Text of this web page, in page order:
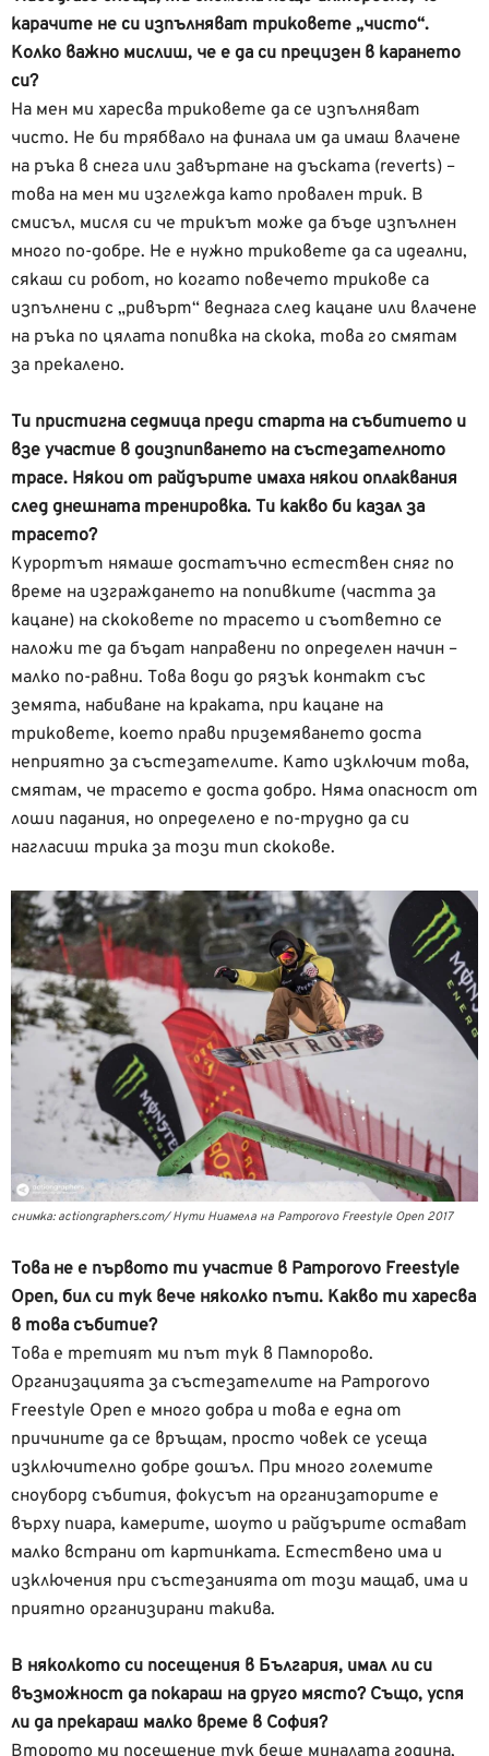
карачите не си изпълняват триковете „чисто“.
Колко важно мислиш, че е да си прецизен в карането
си?
На мен ми харесва триковете да се изпълняват
чисто. Не би трябвало на финала им да имаш влачене
на ръка в снега или завъртане на дъската (reverts) –
това на мен ми изглежда като провален трик. В
смисъл, мисля си че трикът може да бъде изпълнен
много по-добре. Не е нужно триковете да са идеални,
сякаш си робот, но когато повечето трикове са
изпълнени с „ривърт“ веднага след кацане или влачене
на ръка по цялата попивка на скока, това го смятам
за прекалено.
Ти пристигна седмица преди старта на събитието и
взе участие в доизпипването на състезателното
трасе. Някои от райдърите имаха някои оплаквания
след днешната тренировка. Ти какво би казал за
трасето?
Курортът нямаше достатъчно естествен сняг по
време на изграждането на попивките (частта за
кацане) на скоковете по трасето и съответно се
наложи те да бъдат направени по определен начин –
малко по-равни. Това води до рязък контакт със
земята, набиване на краката, при кацане на
триковете, което прави приземяването доста
неприятно за състезателите. Като изключим това,
смятам, че трасето е доста добро. Няма опасност от
лоши падания, но определено е по-трудно да си
нагласиш трика за този тип скокове.
снимка: actiongraphers.com/ Нути Ниамела на Pamporovo Freestyle Open 2017
Това не е първото ти участие в Pamporovo Freestyle
Open, бил си тук вече няколко пъти. Какво ти харесва
в това събитие?
Това е третият ми път тук в Пампорово.
Организацията за състезателите на Pamporovo
Freestyle Open e много добра и това е една от
причините да се връщам, просто човек се усеща
изключително добре дошъл. При много големите
сноуборд събития, фокусът на организаторите е
върху пиара, камерите, шоуто и райдърите остават
малко встрани от картинката. Естествено има и
изключения при състезанията от този мащаб, има и
приятно организирани такива.
В няколкото си посещения в България, имал ли си
възможност да покараш на друго място? Също, успя
ли да прекараш малко време в София?